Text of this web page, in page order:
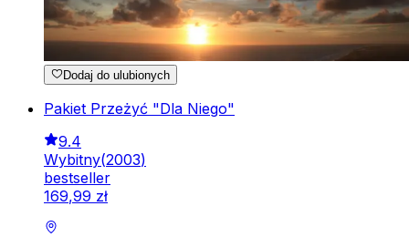
Dodaj do ulubionych
Pakiet Przeżyć "Dla Niego"
9.4
Wybitny(2003)
bestseller
169,99 zł